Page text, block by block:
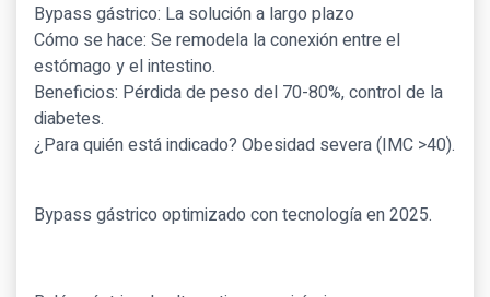
Bypass gástrico: La solución a largo plazo
Cómo se hace: Se remodela la conexión entre el
estómago y el intestino.
Beneficios: Pérdida de peso del 70-80%, control de la
diabetes.
¿Para quién está indicado? Obesidad severa (IMC >40).
Bypass gástrico optimizado con tecnología en 2025.